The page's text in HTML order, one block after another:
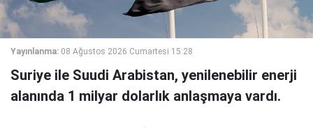
Yayınlanma: 08 Ağustos 2026 Cumartesi 15:28
Suriye ile Suudi Arabistan, yenilenebilir enerji
alanında 1 milyar dolarlık anlaşmaya vardı.